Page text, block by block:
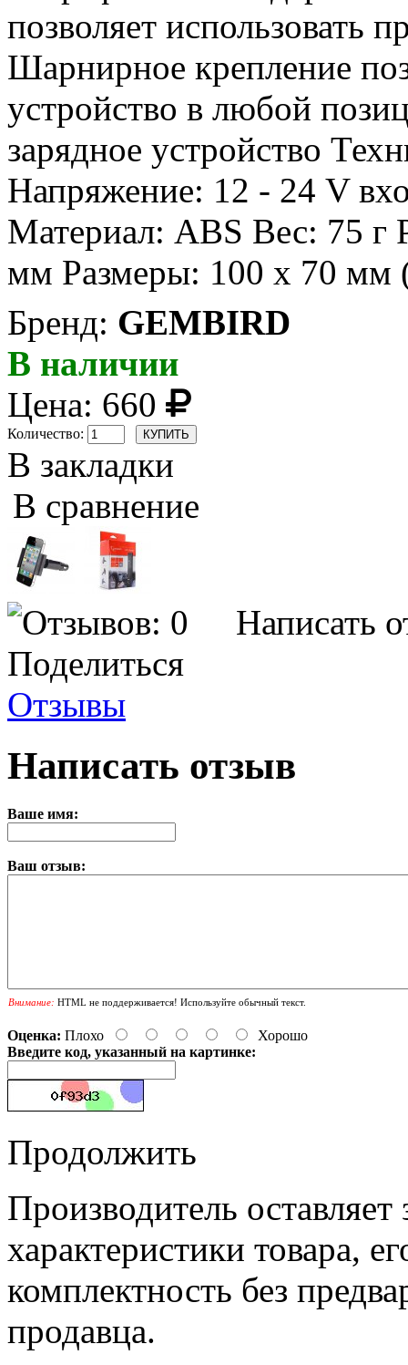
позволяет использовать
Шарнирное крепление
устройство в любой
зарядное устройство
Напряжение: 12 - 24 V
Материал: ABS Вес: 75 г
мм Размеры: 100 x 70 мм
Бренд: GEMBIRD
В наличии
Цена: 660
Количество:
В закладки
В сравнение
Написать
Поделиться
Отзывы
Написать отзыв
Ваше имя:
Ваш отзыв:
Внимание: HTML не поддерживается! Используйте обычный текст.
Оценка: Плохо
Хорошо
Введите код, указанный на картинке:
Продолжить
Производитель
характеристики товара,
комплектность без
продавца.